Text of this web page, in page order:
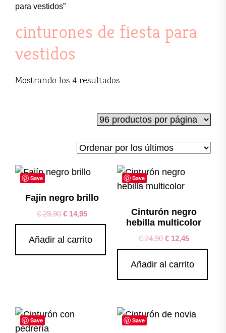
para vestidos”
cinturones de fiesta para
vestidos
Mostrando los 4 resultadosOrdenado
últimos
Save
Fajín negro brillo
€29,90 € 14,95
Añadir al carrito
Save
Cinturón negro
hebilla multicolor
€24,90 €12,45
Añadir al carrito
Save Save